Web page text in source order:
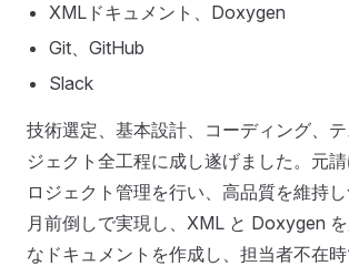
XMLドキュメント、Doxygen
Git、GitHub
Slack
技術選定、基本設計、コーディング、
ジェクト全工程に成し遂げました。元
ロジェクト管理を行い、高品質を維持
月前倒しで実現し、XML と Doxygen
なドキュメントを作成し、担当者不在